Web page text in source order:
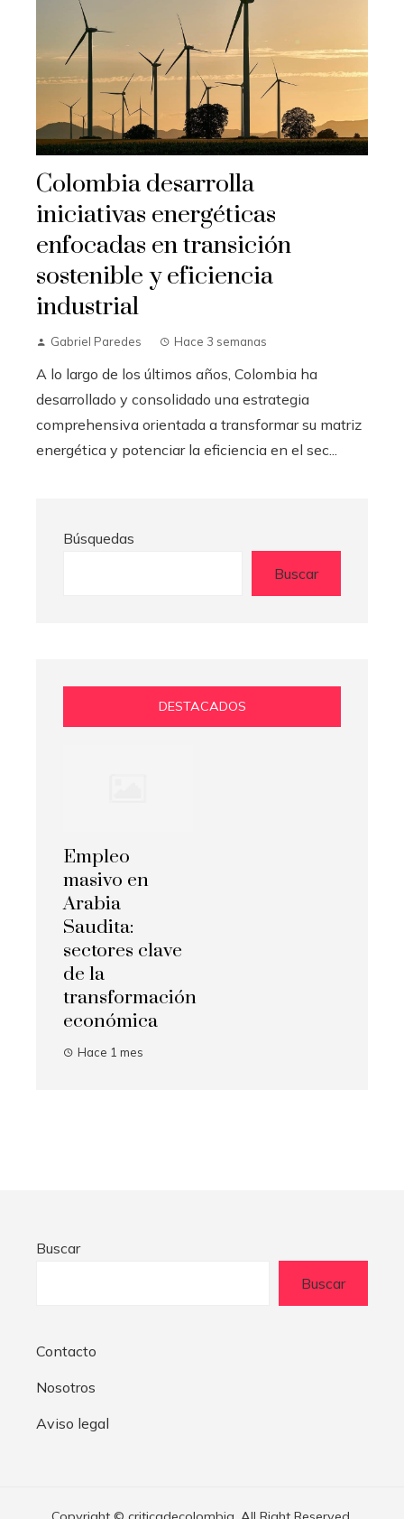
Colombia desarrolla
iniciativas energéticas
enfocadas en transición
sostenible y eficiencia
industrial
Gabriel Paredes Hace 3 semanas
A lo largo de los últimos años, Colombia ha
desarrollado y consolidado una estrategia
comprehensiva orientada a transformar su matriz
energética y potenciar la eficiencia en el sec...
Búsquedas
Buscar
DESTACADOS
Empleo
masivo en
Arabia
Saudita:
sectores clave
de la
transformación
económica
Hace 1 mes
Buscar
Buscar
Contacto
Nosotros
Aviso legal